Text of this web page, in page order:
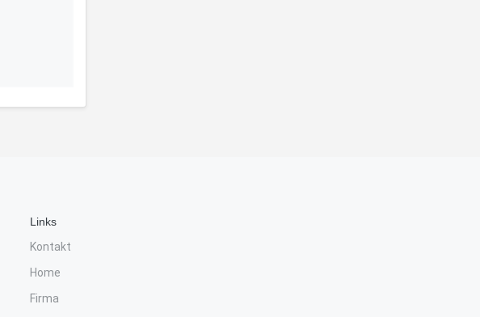
Links
Kontakt
Home
Firma